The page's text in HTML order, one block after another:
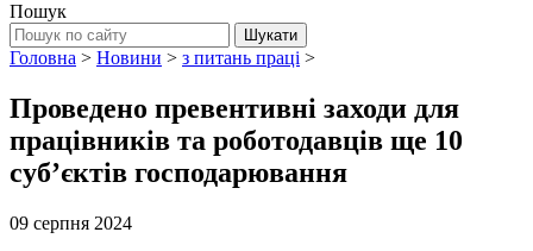
Пошук
Головна > Новини > з питань праці >
Проведено превентивні заходи для
працівників та роботодавців ще 10
суб’єктів господарювання
09 серпня 2024